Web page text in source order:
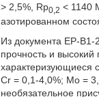
> 2,5%, Rp0,2 < 1140
азотированном
Из документа ЕР-В1-
прочность и
характеризующиеся
Cr = 0,1-4,0%; Mo =
необязательное